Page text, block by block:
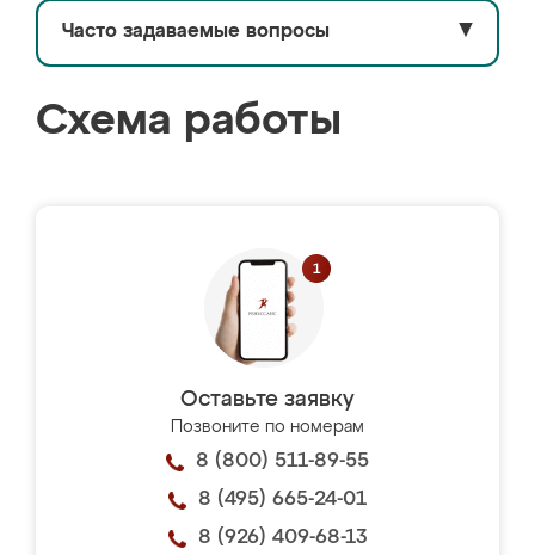
Часто задаваемые вопросы ▼
Схема работы
Оставьте заявку
Позвоните по номерам
8 (800) 511-89-55
8 (495) 665-24-01
8 (926) 409-68-13